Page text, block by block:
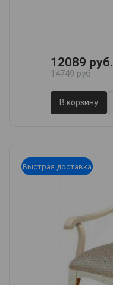
12089 руб.
14749 руб.
В корзину
Быстрая доставка